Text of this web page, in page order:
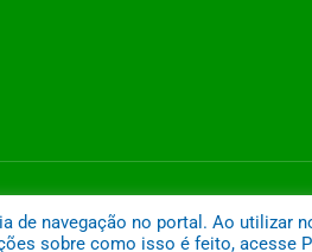
de navegação no portal. Ao utilizar
sobre como isso é feito, acesse